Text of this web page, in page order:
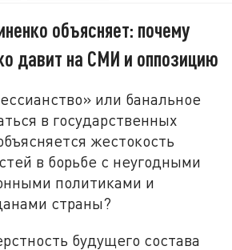
объясняет: почему
давит на СМИ и оппозицию
или банальное
в государственных
жестокость
в борьбе с неугодными
политиками и
страны?
будущего состава